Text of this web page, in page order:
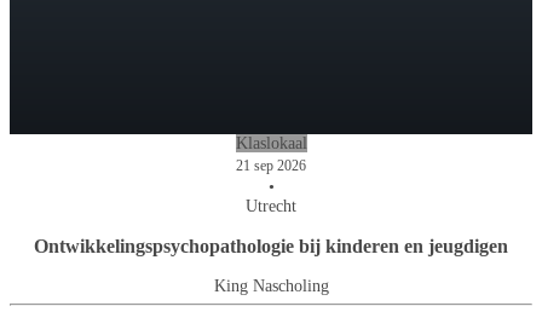
Klaslokaal
21 sep 2026
•
Utrecht
Ontwikkelingspsychopathologie bij kinderen en jeugdigen
King Nascholing